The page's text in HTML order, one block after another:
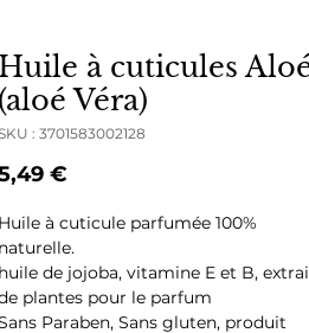
Huile à cuticules
(aloé Véra)
: 3701583002128
€
Huile à cuticule parfumée 100%
naturelle.
huile de jojoba, vitamine E et B,
plantes pour le parfum
Paraben, Sans gluten, produit